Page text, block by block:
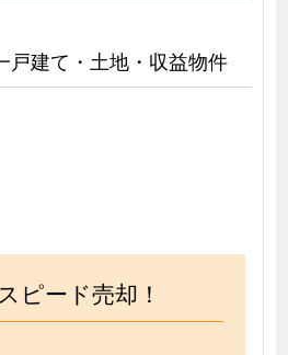
戸建て・土地・収益物件
ピード売却！